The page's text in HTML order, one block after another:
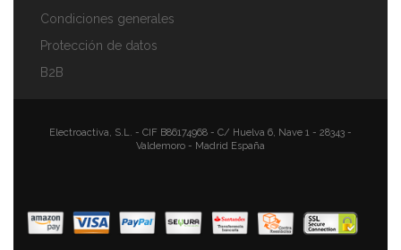
Para Gas, Horno
51,84 € 34,87 €
Condiciones generales
Protección de datos
B2B
Electroactiva, S.L. - CIF B86174968 - C/ Huelva 6, Nave 1 - 28343 -
Valdemoro - Madrid España